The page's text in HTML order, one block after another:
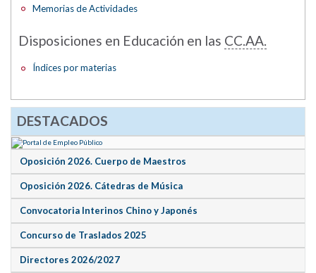
Memorias de Actividades
Disposiciones en Educación en las CC.AA.
Índices por materias
DESTACADOS
Oposición 2026. Cuerpo de Maestros
Oposición 2026. Cátedras de Música
Convocatoria Interinos Chino y Japonés
Concurso de Traslados 2025
Directores 2026/2027